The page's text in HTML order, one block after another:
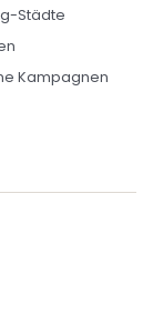
Städte
Kampagnen